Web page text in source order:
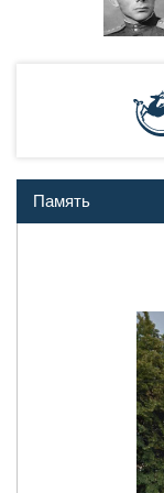
Память